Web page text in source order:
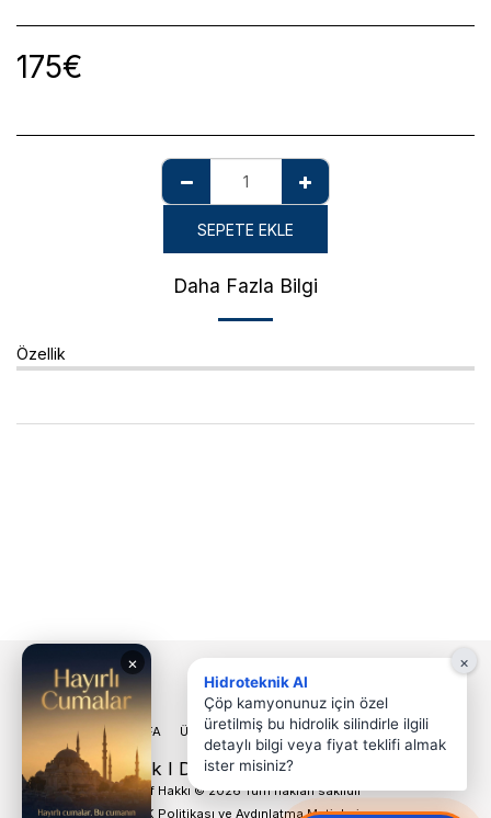
175€
SEPETE EKLE
Daha Fazla Bilgi
Özellik
HT Hidroteknik I Denizli Hidrolik Hortum Pnömatik
Telif Hakkı © 2026 Tüm hakları saklıdır
KVKK Politikası ve Aydınlatma Metinleri
ANA SAYFA ÜRÜNLERIMIZ DAHA FAZLA
×
Hidroteknik AI
Çöp kamyonunuz için özel
üretilmiş bu hidrolik silindirle ilgili
detaylı bilgi veya fiyat teklifi almak
ister misiniz?